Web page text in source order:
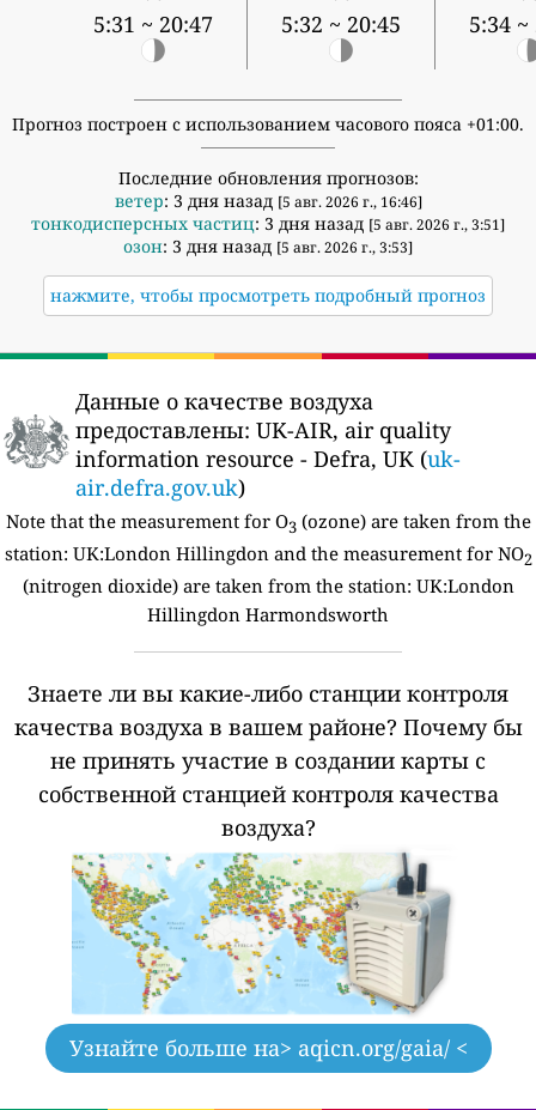
5:31 ~ 20:47 5:32 ~ 20:45 5:34 ~
Прогноз построен с использованием часового пояса +01:00.
Последние обновления прогнозов:
ветер: 3 дня назад [5 авг. 2026 г., 16:46]
тонкодисперсных частиц: 3 дня назад [5 авг. 2026 г., 3:51]
озон: 3 дня назад [5 авг. 2026 г., 3:53]
нажмите, чтобы просмотреть подробный прогноз
Данные о качестве воздуха
предоставлены: UK-AIR, air quality
information resource - Defra, UK (uk-
air.defra.gov.uk)
Note that the measurement for O3(ozone) are taken from the
station: UK:London Hillingdon and the measurement for NO2
(nitrogen dioxide) are taken from the station: UK:London
Hillingdon Harmondsworth
Знаете ли вы какие-либо станции контроля
качества воздуха в вашем районе? Почему бы
не принять участие в создании карты с
собственной станцией контроля качества
воздуха?
Узнайте больше на> aqicn.org/gaia/ <